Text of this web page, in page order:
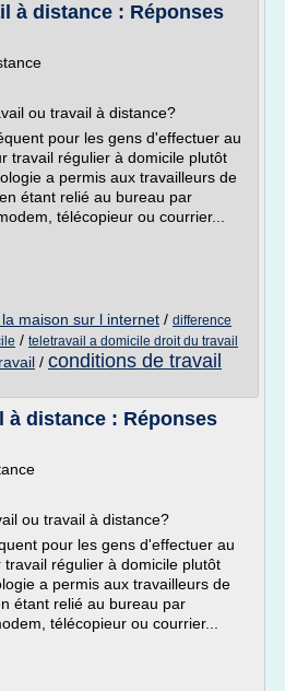
à distance : Réponses
ou travail à distance?
pour les gens d'effectuer au
travail régulier à domicile plutôt
a permis aux travailleurs de
étant relié au bureau par
télécopieur ou courrier...
maison sur l internet / difference
/ teletravail a domicile droit du travail
/ conditions de travail
à distance : Réponses
ou travail à distance?
pour les gens d'effectuer au
régulier à domicile plutôt
a permis aux travailleurs de
étant relié au bureau par
télécopieur ou courrier...